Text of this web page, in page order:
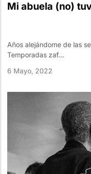
Mi abuela (no)
Años alejándome de las
Temporadas zaf...
6 Mayo, 2022